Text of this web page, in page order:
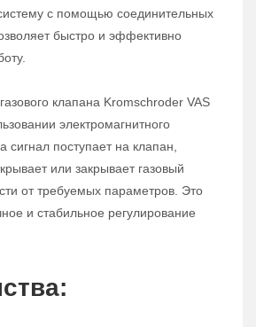
с помощью соединительных
быстро и эффективно
клапана Kromschroder VAS
электромагнитного
сигнал поступает на клапан,
или закрывает газовый
от требуемых параметров. Это
и стабильное регулирование